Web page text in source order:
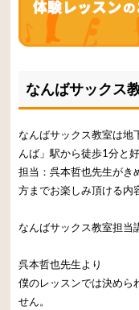
なんばサックス
なんばサックス教室は地
んば」駅から徒歩1分と
担当：呉本哲也先生がき
方までお楽しみ頂ける内
なんばサックス教室担当
呉本哲也先生より
僕のレッスンでは決めら
せん。